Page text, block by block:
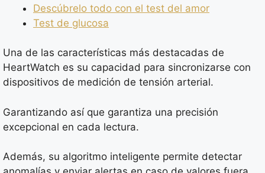
Descúbrelo todo con el test del amor
Test de glucosa
Una de las características más destacadas de
HeartWatch es su capacidad para sincronizarse con
dispositivos de medición de tensión arterial.
Garantizando así que garantiza una precisión
excepcional en cada lectura.
Además, su algoritmo inteligente permite detectar